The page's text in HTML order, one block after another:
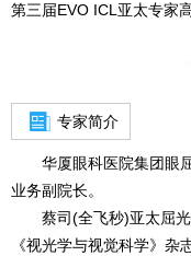
第三届EVO ICL亚太专家
专家简介
华厦眼科医院集团眼屈
业务副院长。
蔡司(全飞秒)亚太屈光
《视光学与视觉科学》